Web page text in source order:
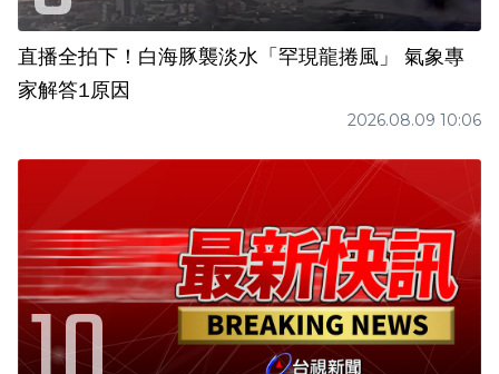
直播全拍下！白海豚襲淡水「罕現龍捲風」 氣象專
家解答1原因
2026.08.09 10:06